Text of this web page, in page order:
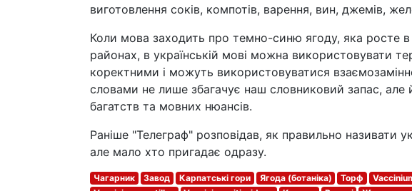
виготовлення соків, компотів, варення, вин, джемів,
Коли мова заходить про темно-синю ягоду, яка росте в
районах, в українській мові можна використовувати
коректними і можуть використовуватися
словами не лише збагачує наш словниковий запас,
багатств та мовних нюансів.
Раніше "Телеграф" розповідав, як правильно називати
але мало хто пригадає одразу.
Чагарник Завод Карпатські гори Ягода (ботаніка) Торф